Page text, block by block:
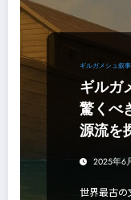
ギルガメシュ叙
ギルガ
驚くべ
源流を
2025年6
世界最古